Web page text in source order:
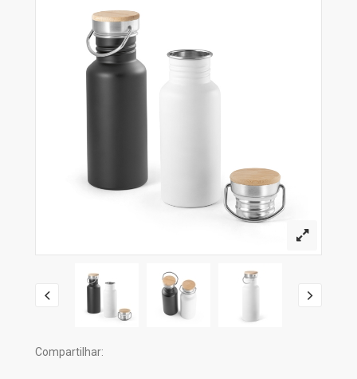
Compartilhar: